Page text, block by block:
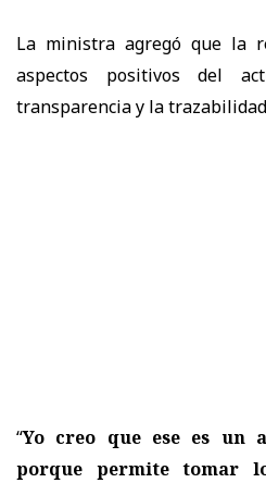
La ministra agregó que la
aspectos positivos del
transparencia y la
“Yo creo que ese es un
porque permite tomar